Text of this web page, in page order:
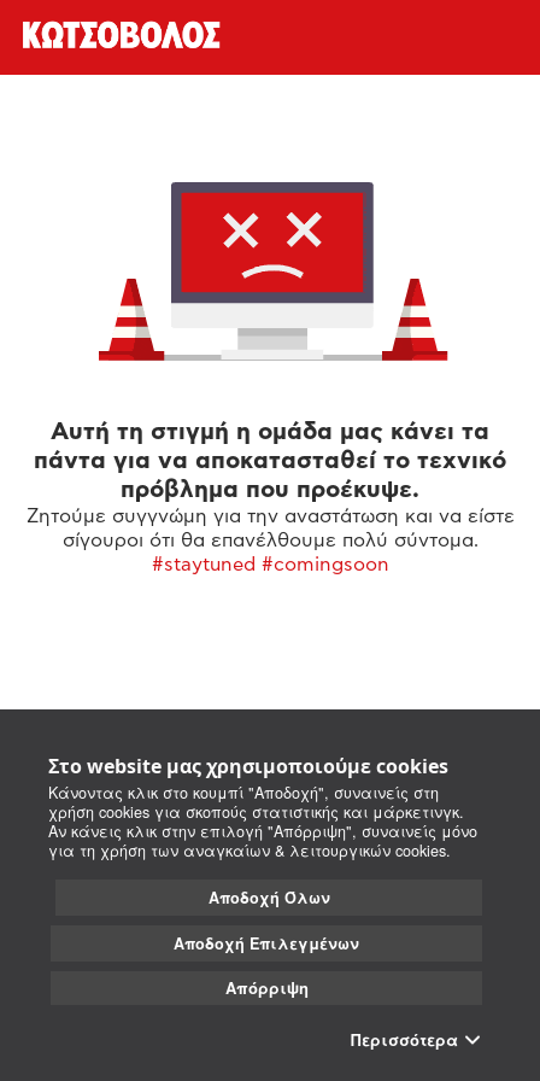
Στο website μας χρησιμοποιούμε cookies
Κάνοντας κλικ στο κουμπί "Αποδοχή", συναινείς στη
χρήση cookies για σκοπούς στατιστικής και μάρκετινγκ.
Αν κάνεις κλικ στην επιλογή "Απόρριψη", συναινείς μόνο
για τη χρήση των αναγκαίων & λειτουργικών cookies.
Αποδοχή Όλων
Αποδοχή Επιλεγμένων
Απόρριψη
Περισσότερα
Αυτή τη στιγμή η ομάδα μας κάνει τα
πάντα για να αποκατασταθεί το τεχνικό
πρόβλημα που προέκυψε.
Ζητούμε συγγνώμη για την αναστάτωση και να είστε
σίγουροι ότι θα επανέλθουμε πολύ σύντομα.
#staytuned #comingsoon